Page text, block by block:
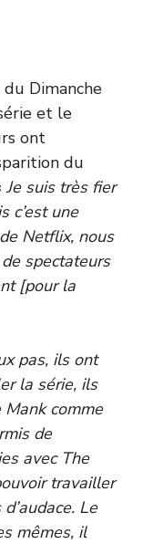
Dimanche
et le
ont
du
Je suis très fier
c’est une
Netflix, nous
spectateurs
[pour la
pas, ils ont
la série, ils
Mank comme
de
avec The
travailler
Le
mêmes, il